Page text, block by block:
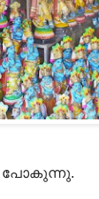
പോകുന്നു.